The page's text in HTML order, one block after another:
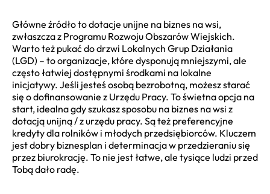
Główne źródło to dotacje unijne na biznes na wsi,
zwłaszcza z Programu Rozwoju Obszarów Wiejskich.
Warto też pukać do drzwi Lokalnych Grup Działania
(LGD) – to organizacje, które dysponują mniejszymi, ale
często łatwiej dostępnymi środkami na lokalne
inicjatywy. Jeśli jesteś osobą bezrobotną, możesz starać
się o dofinansowanie z Urzędu Pracy. To świetna opcja na
start, idealna gdy szukasz sposobu na biznes na wsi z
dotacją unijną / z urzędu pracy. Są też preferencyjne
kredyty dla rolników i młodych przedsiębiorców. Kluczem
jest dobry biznesplan i determinacja w przedzieraniu się
przez biurokrację. To nie jest łatwe, ale tysiące ludzi przed
Tobą dało radę.